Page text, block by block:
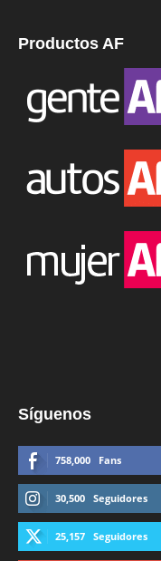
Productos AF
Síguenos
758,000 Fans
30,500 Seguidores
25,157 Seguidores